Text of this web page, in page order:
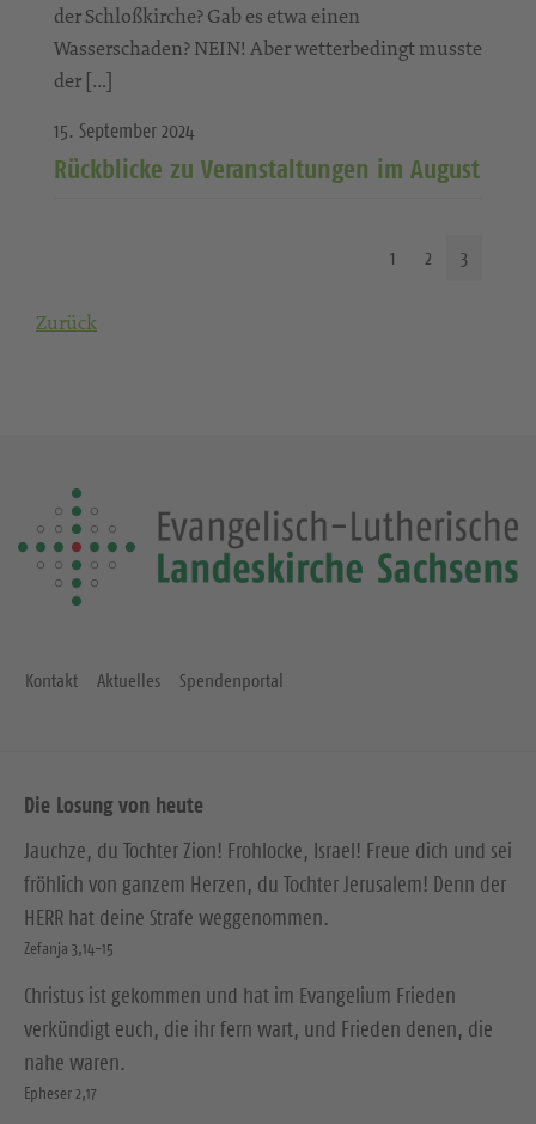
der Schloßkirche? Gab es etwa einen
Wasserschaden? NEIN! Aber wetterbedingt musste
der […]
15. September 2024
Rückblicke zu Veranstaltungen im August
1 2 3
Zurück
Kontakt Aktuelles Spendenportal
Die Losung von heute
Jauchze, du Tochter Zion! Frohlocke, Israel! Freue dich und sei
fröhlich von ganzem Herzen, du Tochter Jerusalem! Denn der
HERR hat deine Strafe weggenommen.
Zefanja 3,14-15
Christus ist gekommen und hat im Evangelium Frieden
verkündigt euch, die ihr fern wart, und Frieden denen, die
nahe waren.
Epheser 2,17